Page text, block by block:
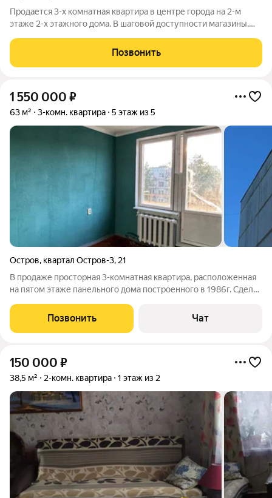
Продается 3-х комнатная квартира в центре города на 2-м
этаже 2-х этажного дома. В шаговой доступности магазины,
Позвонить
1 550 000 ₽
63 м² 3-комн. квартира 5 этаж из 5
Остров, квартал Остров-3, 21
В продаже просторная 3-комнатная квартира, расположенная
на пятом этаже панельного дома построенного в 1986г. Сделан
декоративная штукатурка. Кухня и две комнаты под ремонт.
При желании можно заехать,
Позвонить Чат
150 000 ₽
38,5 м² 2-комн. квартира 1 этаж из 2